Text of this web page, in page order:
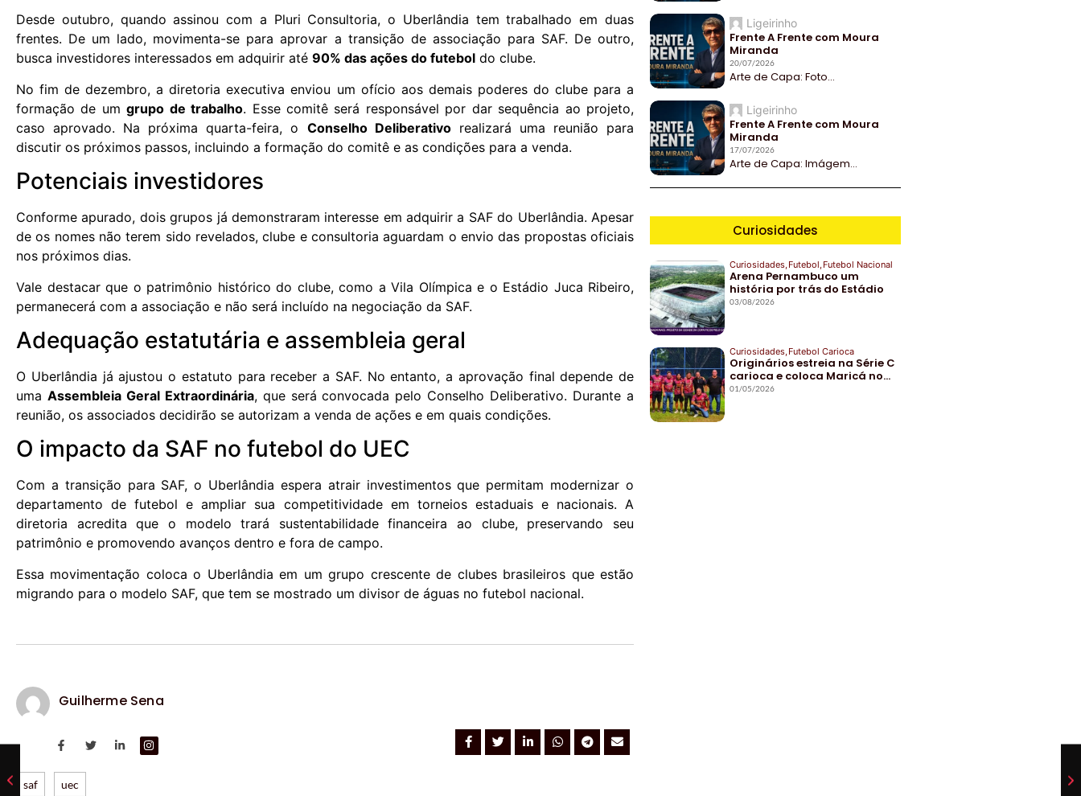
Desde outubro, quando assinou com a Pluri Consultoria, o Uberlândia tem trabalhado em duas
frentes. De um lado, movimenta-se para aprovar a transição de associação para SAF. De outro,
busca investidores interessados em adquirir até 90% das ações do futebol do clube.
No fim de dezembro, a diretoria executiva enviou um ofício aos demais poderes do clube para a
formação de umgrupo de trabalho. Esse comitê será responsável por dar sequência ao projeto,
caso aprovado. Na próxima quarta-feira, o Conselho Deliberativorealizará uma reunião para
discutir os próximos passos, incluindo a formação do comitê e as condições para a venda.
Potenciais investidores
Conforme apurado, dois grupos já demonstraram interesse em adquirir a SAF do Uberlândia. Apesar
de os nomes não terem sido revelados, clube e consultoria aguardam o envio das propostas oficiais
nos próximos dias.
Vale destacar que o patrimônio histórico do clube, como a Vila Olímpica e o Estádio Juca Ribeiro,
permanecerá com a associação e não será incluído na negociação da SAF.
Adequação estatutária e assembleia geral
O Uberlândia já ajustou o estatuto para receber a SAF. No entanto, a aprovação final depende de
uma Assembleia Geral Extraordinária, que será convocada pelo Conselho Deliberativo. Durante a
reunião, os associados decidirão se autorizam a venda de ações e em quais condições.
O impacto da SAF no futebol do UEC
Com a transição para SAF, o Uberlândia espera atrair investimentos que permitam modernizar o
departamento de futebol e ampliar sua competitividade em torneios estaduais e nacionais. A
diretoria acredita que o modelo trará sustentabilidade financeira ao clube, preservando seu
patrimônio e promovendo avanços dentro e fora de campo.
Essa movimentação coloca o Uberlândia em um grupo crescente de clubes brasileiros que estão
migrando para o modelo SAF, que tem se mostrado um divisor de águas no futebol nacional.
Guilherme Sena
saf uec
Ligeirinho
Frente A Frente com Moura
Miranda
20/07/2026
Arte de Capa: Foto...
Ligeirinho
Frente A Frente com Moura
Miranda
17/07/2026
Arte de Capa: Imágem...
Curiosidades
Curiosidades Futebol Futebol Nacional
Arena Pernambuco um
história por trás do Estádio
03/08/2026
Curiosidades Futebol Carioca
Originários estreia na Série C
carioca e coloca Maricá no…
01/05/2026